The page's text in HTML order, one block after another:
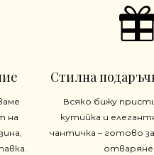
на
Стилна
Всяко бижу
кутийка и
чантичка – готово